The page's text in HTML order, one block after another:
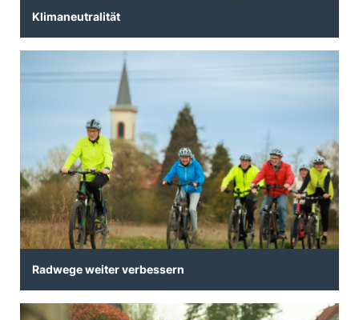
Klimaneutralität
Radwege weiter verbessern